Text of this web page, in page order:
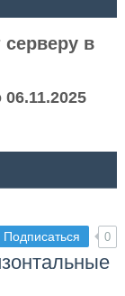
в
Подписаться 0